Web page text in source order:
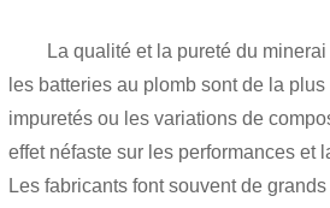
La qualité et la pureté du
les batteries au plomb sont de la
impuretés ou les variations de
effet néfaste sur les performances et
Les fabricants font souvent de